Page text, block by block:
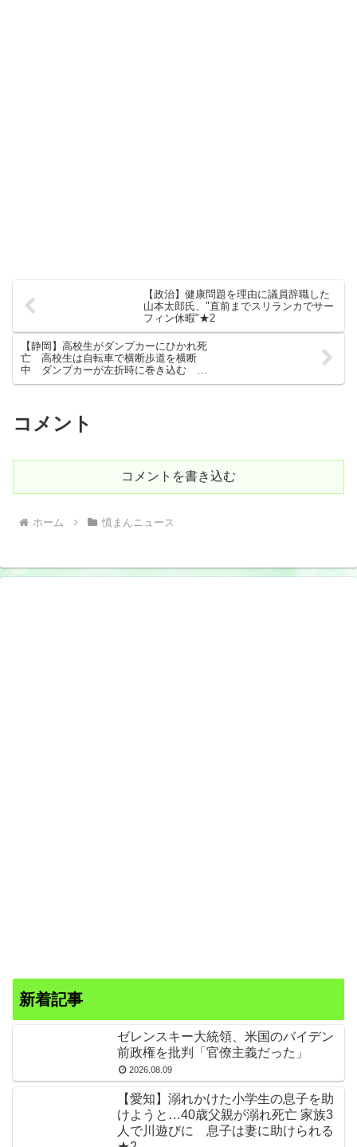
【政治】健康問題を理由に議員辞職した
山本太郎氏、"直前までスリランカでサー
フィン休暇"★2
【静岡】高校生がダンプカーにひかれ死
亡 高校生は自転車で横断歩道を横断
中 ダンプカーが左折時に巻き込む 運
転手を現行犯逮捕 磐田
コメント
コメントを書き込む
ホーム 憤まんニュース
新着記事
ゼレンスキー大統領、米国のバイデン
前政権を批判「官僚主義だった」
2026.08.09
【愛知】溺れかけた小学生の息子を助
けようと…40歳父親が溺れ死亡 家族3
人で川遊びに 息子は妻に助けられる